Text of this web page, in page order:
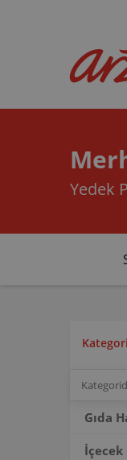
Yedek
Gıda
İçecek